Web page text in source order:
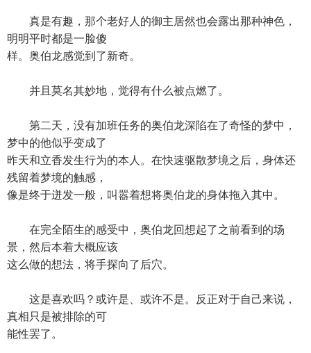
真是有趣，那个老好人的御主居然也会露出那种神色，
明明平时都是一脸傻
样。奥伯龙感觉到了新奇。
并且莫名其妙地，觉得有什么被点燃了。
第二天，没有加班任务的奥伯龙深陷在了奇怪的梦中，
梦中的他似乎变成了
昨天和立香发生行为的本人。在快速驱散梦境之后，身体还
残留着梦境的触感，
像是终于迸发一般，叫嚣着想将奥伯龙的身体拖入其中。
在完全陌生的感受中，奥伯龙回想起了之前看到的场
景，然后本着大概应该
这么做的想法，将手探向了后穴。
这是喜欢吗？或许是、或许不是。反正对于自己来说，
真相只是被排除的可
能性罢了。